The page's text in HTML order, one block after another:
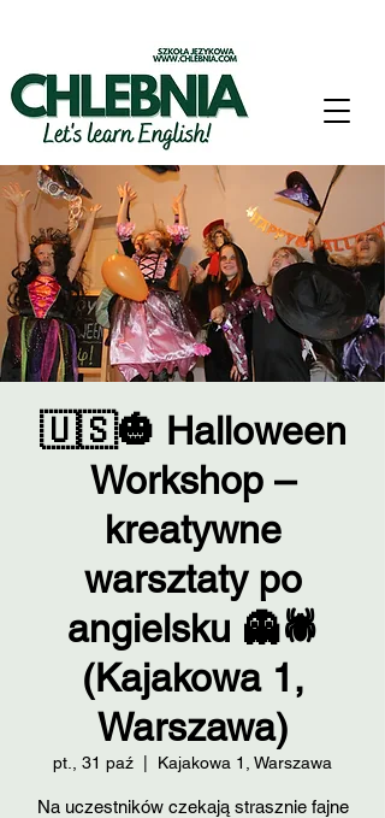
🇺🇸🎃 Halloween
Workshop –
kreatywne
warsztaty po
angielsku 👻🕷️
(Kajakowa 1,
Warszawa)
pt., 31 paź Kajakowa 1, Warszawa
Na uczestników czekają strasznie fajne